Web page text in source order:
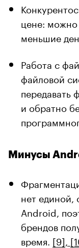
цене:
меньшие
Работа с
файловой
передавать
и обратно
Минусы
нет единой,
Android,
брендов
время. [9]